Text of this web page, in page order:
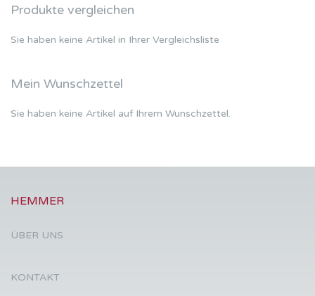
Produkte vergleichen
Sie haben keine Artikel in Ihrer Vergleichsliste
Mein Wunschzettel
Sie haben keine Artikel auf Ihrem Wunschzettel.
HEMMER
ÜBER UNS
KONTAKT